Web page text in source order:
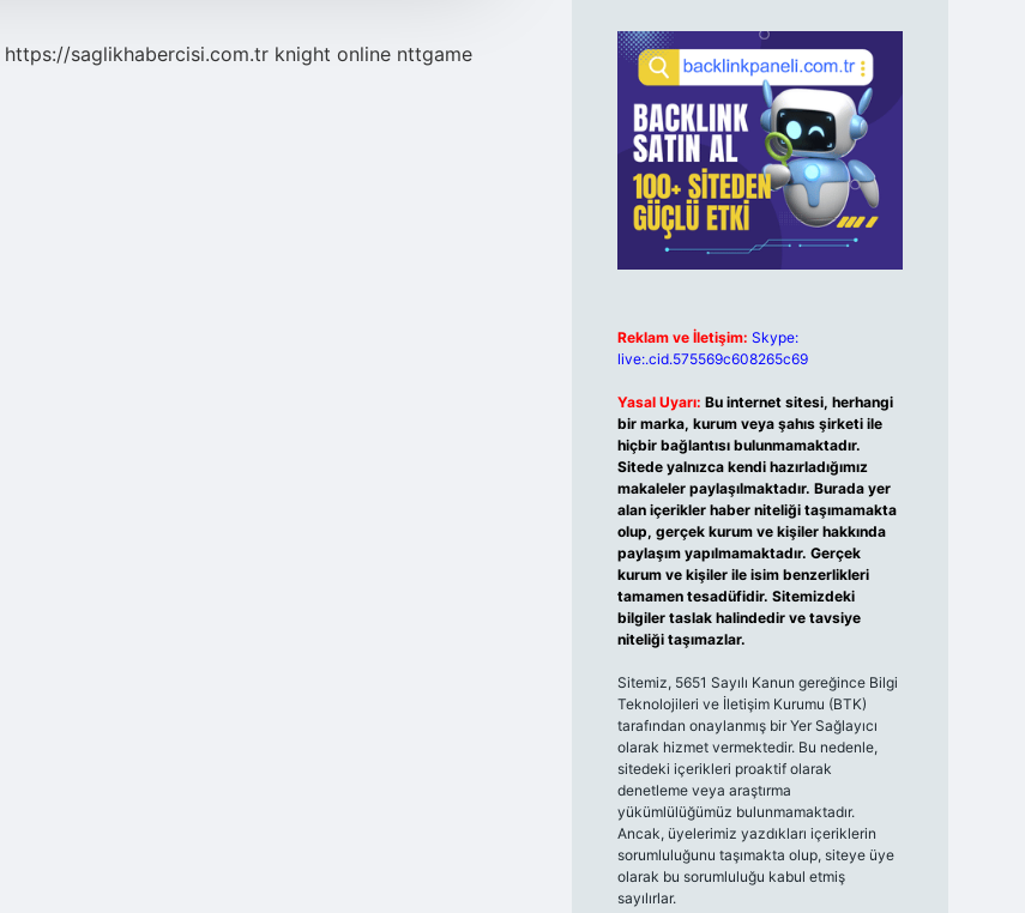
https://saglikhabercisi.com.tr knight online nttgame
Reklam ve İletişim: Skype:
live:.cid.575569c608265c69
Yasal Uyarı: Bu internet sitesi, herhangi
bir marka, kurum veya şahıs şirketi ile
hiçbir bağlantısı bulunmamaktadır.
Sitede yalnızca kendi hazırladığımız
makaleler paylaşılmaktadır. Burada yer
alan içerikler haber niteliği taşımamakta
olup, gerçek kurum ve kişiler hakkında
paylaşım yapılmamaktadır. Gerçek
kurum ve kişiler ile isim benzerlikleri
tamamen tesadüfidir. Sitemizdeki
bilgiler taslak halindedir ve tavsiye
niteliği taşımazlar.
Sitemiz, 5651 Sayılı Kanun gereğince Bilgi
Teknolojileri ve İletişim Kurumu (BTK)
tarafından onaylanmış bir Yer Sağlayıcı
olarak hizmet vermektedir. Bu nedenle,
sitedeki içerikleri proaktif olarak
denetleme veya araştırma
yükümlülüğümüz bulunmamaktadır.
Ancak, üyelerimiz yazdıkları içeriklerin
sorumluluğunu taşımakta olup, siteye üye
olarak bu sorumluluğu kabul etmiş
sayılırlar.